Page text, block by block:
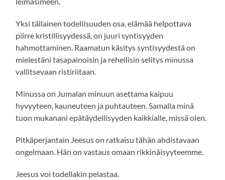
Yksi tällainen todellisuuden osa, elämää helpottava
piirre kristillisyydessä, on juuri syntisyyden
hahmottaminen. Raamatun käsitys syntisyydestä on
mielestäni tasapainoisin ja rehellisin selitys minussa
vallitsevaan ristiriitaan.
Minussa on Jumalan minuun asettama kaipuu
hyvyyteen, kauneuteen ja puhtauteen. Samalla minä
tuon mukanani epätäydellisyyden kaikkialle, missä olen.
Pitkäperjantain Jeesus on ratkaisu tähän ahdistavaan
ongelmaan. Hän on vastaus omaan rikkinäisyyteemme.
Jeesus voi todellakin pelastaa.